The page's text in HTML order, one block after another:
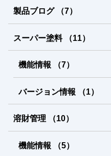
製品ブログ （7）
スーパー塗料 （11）
機能情報 （7）
バージョン情報 （1）
溶財管理 （10）
機能情報 （5）